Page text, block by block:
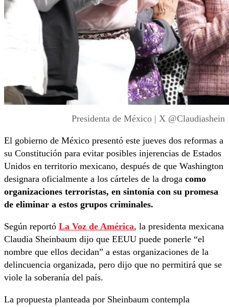
Presidenta de México | X @Claudiashein
El gobierno de México presentó este jueves dos reformas a
su Constitución para evitar posibles injerencias de Estados
Unidos en territorio mexicano, después de que Washington
designara oficialmente a los cárteles de la droga como
organizaciones terroristas, en sintonía con su promesa
de eliminar a estos grupos criminales.
Según reportó La Voz de América, la presidenta mexicana
Claudia Sheinbaum dijo que EEUU puede ponerle “el
nombre que ellos decidan” a estas organizaciones de la
delincuencia organizada, pero dijo que no permitirá que se
viole la soberanía del país.
La propuesta planteada por Sheinbaum contempla